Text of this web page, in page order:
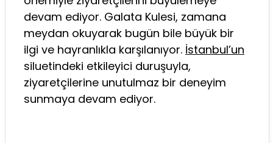
devam ediyor. Galata Kulesi, zamana
meydan okuyarak bugün bile büyük bir
ilgi ve hayranlıkla karşılanıyor. İstanbul’un
siluetindeki etkileyici duruşuyla,
ziyaretçilerine unutulmaz bir deneyim
sunmaya devam ediyor.